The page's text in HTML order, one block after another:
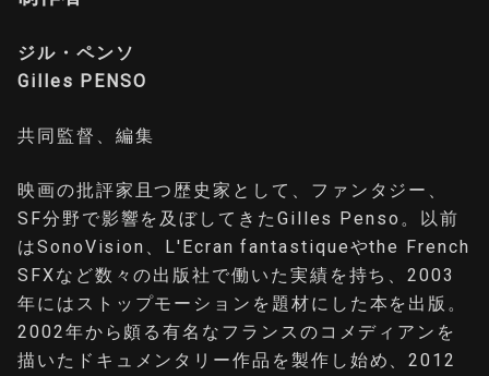
ジル・ペンソ
Gilles PENSO
共同監督、編集
映画の批評家且つ歴史家として、ファンタジー、
SF分野で影響を及ぼしてきたGilles Penso。以前
はSonoVision、L'Ecran fantastiqueやthe French
SFXなど数々の出版社で働いた実績を持ち、2003
年にはストップモーションを題材にした本を出版。
2002年から頗る有名なフランスのコメディアンを
描いたドキュメンタリー作品を製作し始め、2012